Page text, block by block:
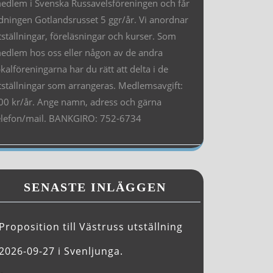
i Svenska Russavelsföreningen och får
Gotlandsrusset 5 ggr/år. Vi anordnar
föreläsningar och kurser. Som
hos oss eller någon av de andra
har du rätt att delta i de
som arrangeras. Medlemsavgift:
kr/år. Ange namn, adress och gärna
mail. BANKGIRO: 752-6734
SENASTE INLÄGGEN
Proposition till Västruss utställning
09-27 i Svenljunga.